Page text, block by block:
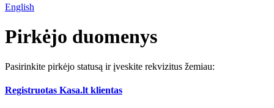
English
Pirkėjo duomenys
Pasirinkite pirkėjo statusą ir įveskite rekvizitus žemiau:
Registruotas Kasa.lt klientas